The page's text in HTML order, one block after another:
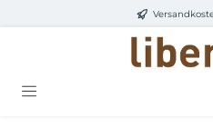
Zum Hauptinhalt springen